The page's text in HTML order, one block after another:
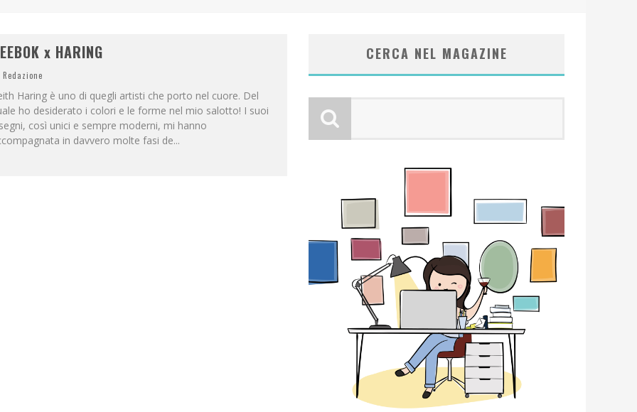
x HARING
Redazione
Haring è uno di quegli artisti che porto nel cuore. Del
ho desiderato i colori e le forme nel mio salotto! I suoi
così unici e sempre moderni, mi hanno
in davvero molte fasi de...
CERCA NEL MAGAZINE